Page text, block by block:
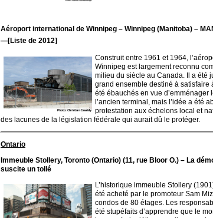
Aéroport international de Winnipeg – Winnipeg (Manitoba) –
—[Liste de 2012]
Construit entre 1961 et 1964,
Winnipeg est largement reconnu
milieu du siècle au Canada. Il a été
grand ensemble destiné à satisfaire
été ébauchés en vue d’emménager
l’ancien terminal, mais l’idée a été
protestation aux échelons local et
des lacunes de la législation fédérale qui aurait dû le protéger.
Ontario
Immeuble Stollery, Toronto (Ontario) (11, rue Bloor O.) – La
suscite un tollé
L’historique immeuble Stollery
été acheté par le promoteur Sam
condos de 80 étages. Les
été stupéfaits d’apprendre que le